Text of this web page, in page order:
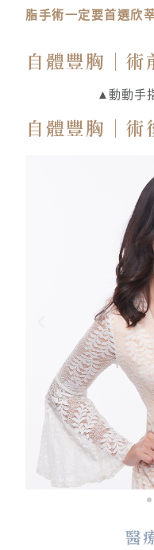
脂手術一定要首選欣
自體豐胸｜術
▲動動手
自體豐胸｜術
醫